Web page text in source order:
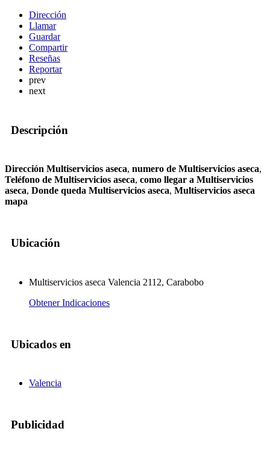
Dirección
Llamar
Guardar
Compartir
Reseñas
Reportar
prev
next
Descripción
Dirección Multiservicios aseca, numero de Multiservicios aseca,
Teléfono de Multiservicios aseca, como llegar a Multiservicios
aseca, Donde queda Multiservicios aseca, Multiservicios aseca
mapa
Ubicación
Multiservicios aseca Valencia 2112, Carabobo
Obtener Indicaciones
Ubicados en
Valencia
Publicidad